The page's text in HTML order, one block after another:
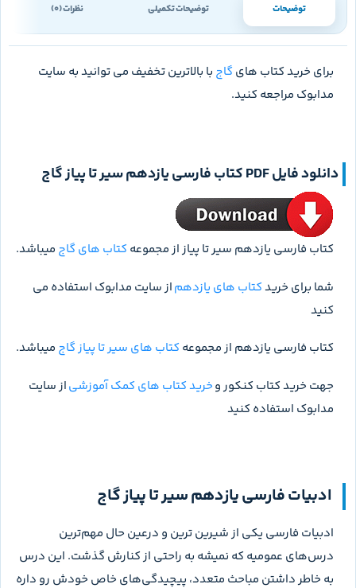
توضیحات توضیحات تکمیلی نظرات (0)
برای خرید کتاب های گاج با بالاترین تخفیف می توانید به سایت
مدابوک مراجعه کنید.
دانلود فایل PDF کتاب فارسی یازدهم سیر تا پیاز گاج
کتاب فارسی یازدهم سیر تا پیاز از مجموعه کتاب های گاج میباشد.
شما برای خریدکتاب های یازدهماز سایت مدابوک استفاده می
کنید
کتاب فارسی یازدهم از مجموعه کتاب های سیر تا پیاز گاج میباشد.
جهت خرید کتاب کنکور وخرید کتاب های کمک آموزشیاز سایت
مدابوک استفاده کنید
ادبیات فارسی یازدهم سیر تا پیاز گاج
ادبیات فارسی یکی از شیرین ترین و درعین حال مهم‌ترین
درس‌های عمومیه که نمیشه به راحتی از کنارش گذشت. این درس
به خاطر داشتن مباحث متعدد، پیچیدگی‌های خاص خودش رو داره